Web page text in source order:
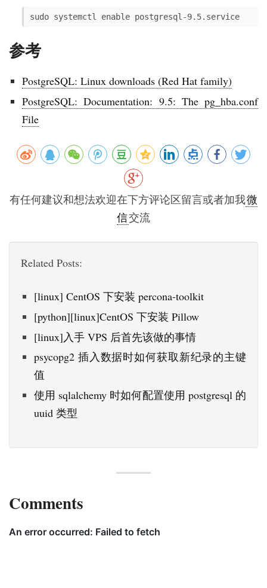
参考
PostgreSQL: Linux downloads (Red Hat family)
PostgreSQL: Documentation: 9.5: The pg_hba.conf
File
有任何建议和想法欢迎在下方评论区留言或者加我微
信交流
Related Posts:
[linux] CentOS 下安装 percona-toolkit
[python][linux]CentOS 下安装 Pillow
[linux]入手 VPS 后首先该做的事情
psycopg2 插入数据时如何获取新纪录的主键
值
使用 sqlalchemy 时如何配置使用 postgresql 的
uuid 类型
Comments